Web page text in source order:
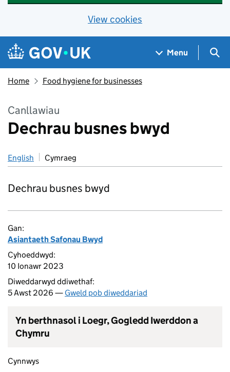
View cookies
Skip to main content
Navigation menu
Menu
Home Food hygiene for businesses
Canllawiau
Dechrau busnes bwyd
English Cymraeg
Dechrau busnes bwyd
Gan:
Asiantaeth Safonau Bwyd
Cyhoeddwyd:
10 Ionawr 2023
Diweddarwyd ddiwethaf:
5 Awst 2026 — Gweld pob diweddariad
Yn berthnasol i Loegr, Gogledd Iwerddon a
Chymru
Cynnwys